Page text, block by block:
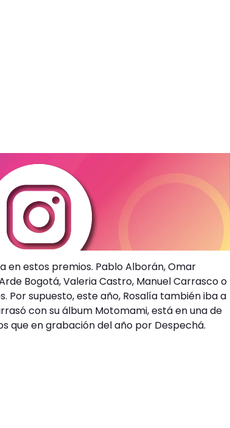
estos premios. Pablo Alborán, Omar
Bogotá, Valeria Castro, Manuel Carrasco o
supuesto, este año, Rosalía también iba a
con su álbum Motomami, está en una de
que en grabación del año por Despechá.